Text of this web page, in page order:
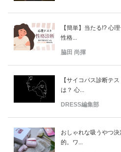
【簡単】当たる!? 心
性格...
脇田 尚揮
【サイコパス診断テ
は？ 心...
DRESS編集部
おしゃれな吸うやつ
的。ワ...